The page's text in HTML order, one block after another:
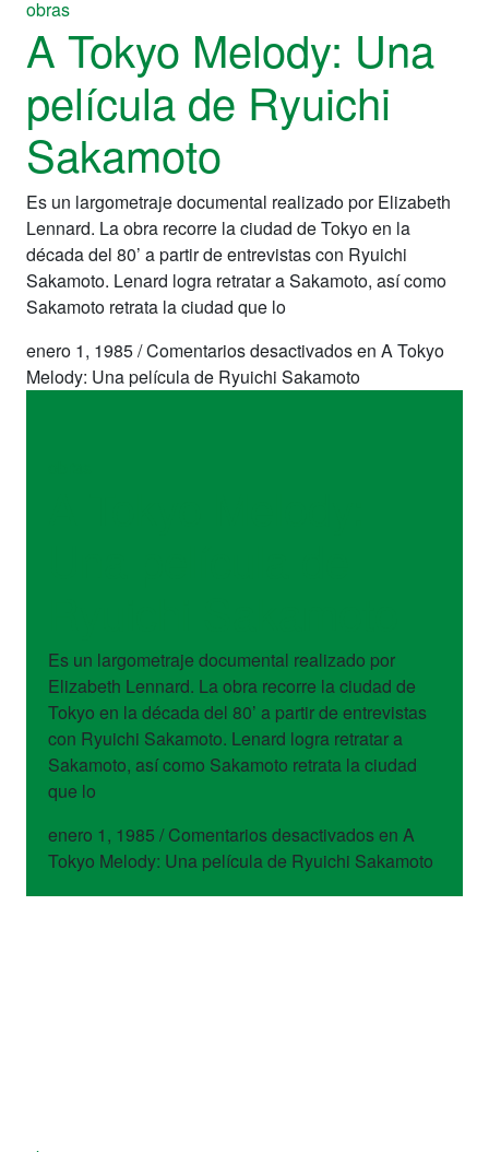
obras
A Tokyo Melody: Una
película de Ryuichi
Sakamoto
Es un largometraje documental realizado por Elizabeth
Lennard. La obra recorre la ciudad de Tokyo en la
década del 80’ a partir de entrevistas con Ryuichi
Sakamoto. Lenard logra retratar a Sakamoto, así como
Sakamoto retrata la ciudad que lo
enero 1, 1985/Comentarios desactivadosen A Tokyo
Melody: Una película de Ryuichi Sakamoto
Es un largometraje documental realizado por
Elizabeth Lennard. La obra recorre la ciudad de
Tokyo en la década del 80’ a partir de entrevistas
con Ryuichi Sakamoto. Lenard logra retratar a
Sakamoto, así como Sakamoto retrata la ciudad
que lo
enero 1, 1985 / Comentarios desactivadosen A
Tokyo Melody: Una película de Ryuichi Sakamoto